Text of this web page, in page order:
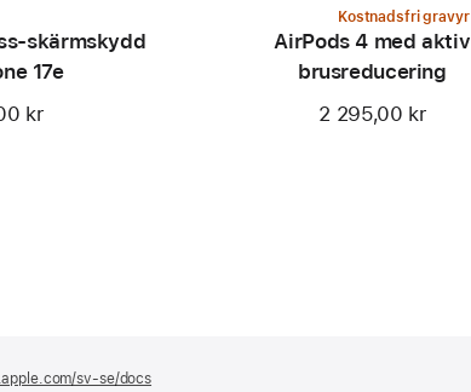
skärmskydd
17e
kr
Kostnadsfri gravyr
AirPods 4 med aktiv
brusreducering
2 295,00 kr
sv-se/docs